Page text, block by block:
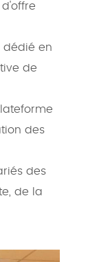
dédié en
de
des
des
de la